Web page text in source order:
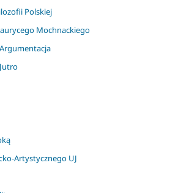
Polskiej
Mochnackiego
Artystycznego UJ